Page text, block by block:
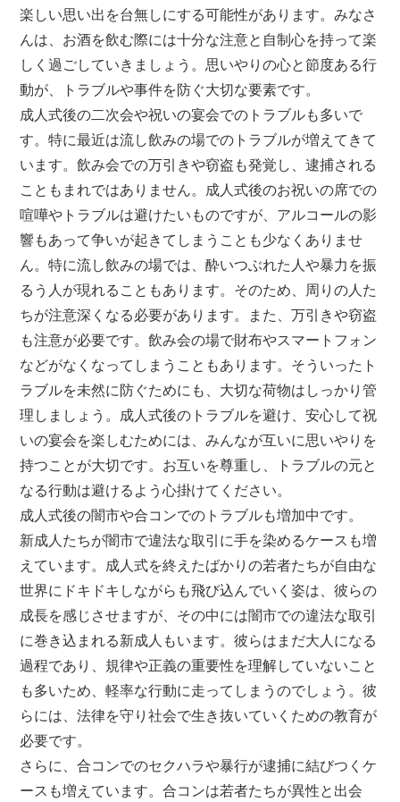
楽しい思い出を台無しにする可能性があります。みなさ
んは、お酒を飲む際には十分な注意と自制心を持って楽
しく過ごしていきましょう。思いやりの心と節度ある行
動が、トラブルや事件を防ぐ大切な要素です。
成人式後の二次会や祝いの宴会でのトラブルも多いで
す。特に最近は流し飲みの場でのトラブルが増えてきて
います。飲み会での万引きや窃盗も発覚し、逮捕される
こともまれではありません。成人式後のお祝いの席での
喧嘩やトラブルは避けたいものですが、アルコールの影
響もあって争いが起きてしまうことも少なくありませ
ん。特に流し飲みの場では、酔いつぶれた人や暴力を振
るう人が現れることもあります。そのため、周りの人た
ちが注意深くなる必要があります。また、万引きや窃盗
も注意が必要です。飲み会の場で財布やスマートフォン
などがなくなってしまうこともあります。そういったト
ラブルを未然に防ぐためにも、大切な荷物はしっかり管
理しましょう。成人式後のトラブルを避け、安心して祝
いの宴会を楽しむためには、みんなが互いに思いやりを
持つことが大切です。お互いを尊重し、トラブルの元と
なる行動は避けるよう心掛けてください。
成人式後の闇市や合コンでのトラブルも増加中です。
新成人たちが闇市で違法な取引に手を染めるケースも増
えています。成人式を終えたばかりの若者たちが自由な
世界にドキドキしながらも飛び込んでいく姿は、彼らの
成長を感じさせますが、その中には闇市での違法な取引
に巻き込まれる新成人もいます。彼らはまだ大人になる
過程であり、規律や正義の重要性を理解していないこと
も多いため、軽率な行動に走ってしまうのでしょう。彼
らには、法律を守り社会で生き抜いていくための教育が
必要です。
さらに、合コンでのセクハラや暴行が逮捕に結びつくケ
ースも増えています。合コンは若者たちが異性と出会